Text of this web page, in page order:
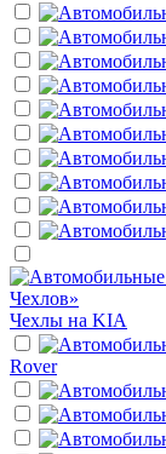
Чехлы на KIA
Rover